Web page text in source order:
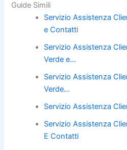
c
b
o
itt
er
er
e
st
ai n
vi
Guide Simili
Servizio Assistenza
e Contatti
Servizio Assistenza
Verde e…
Servizio Assistenza
Verde…
Servizio Assistenza
Servizio Assistenza
E Contatti